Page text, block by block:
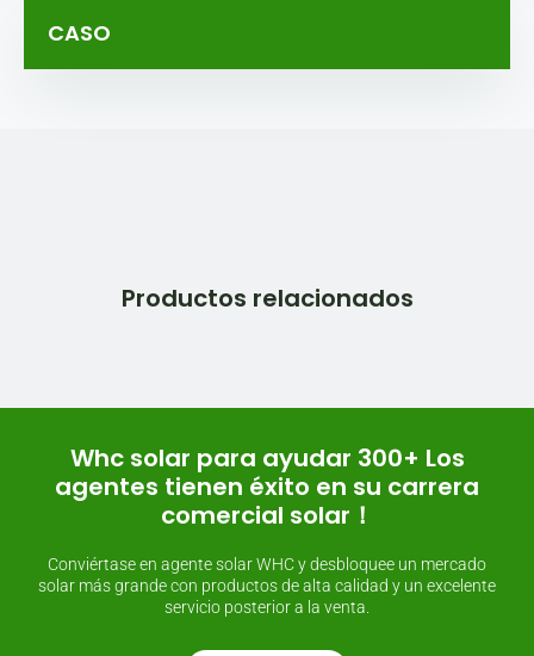
CASO
Productos relacionados
Whc solar para ayudar 300+ Los
agentes tienen éxito en su carrera
comercial solar！
Conviértase en agente solar WHC y desbloquee un mercado
solar más grande con productos de alta calidad y un excelente
servicio posterior a la venta.